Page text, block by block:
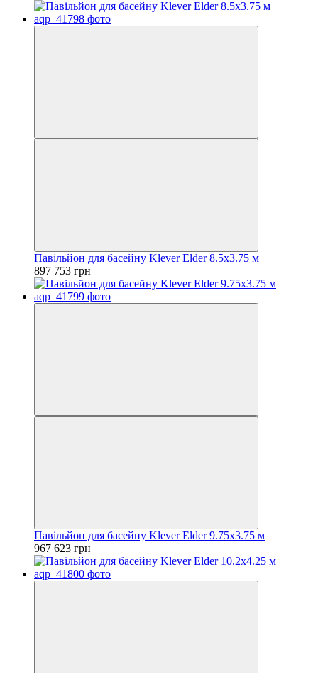
Павільйон для басейну Klever Elder 8.5x3.75 м
897 753 грн
Павільйон для басейну Klever Elder 9.75x3.75 м
967 623 грн